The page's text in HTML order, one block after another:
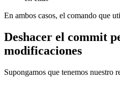
En ambos casos, el comando que
Deshacer el commit
modificaciones
Supongamos que tenemos nuestro